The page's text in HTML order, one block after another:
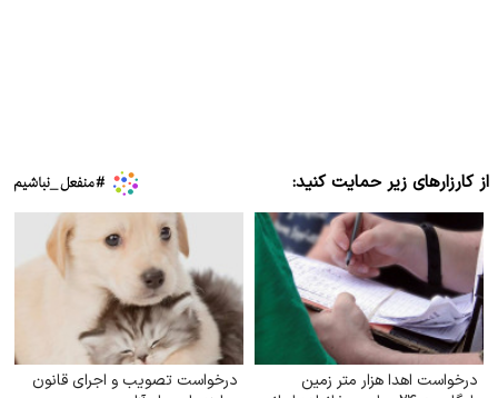
از کارزارهای زیر حمایت کنید:
درخواست اهدا هزار متر زمین
درخواست تصویب و اجرای قانون